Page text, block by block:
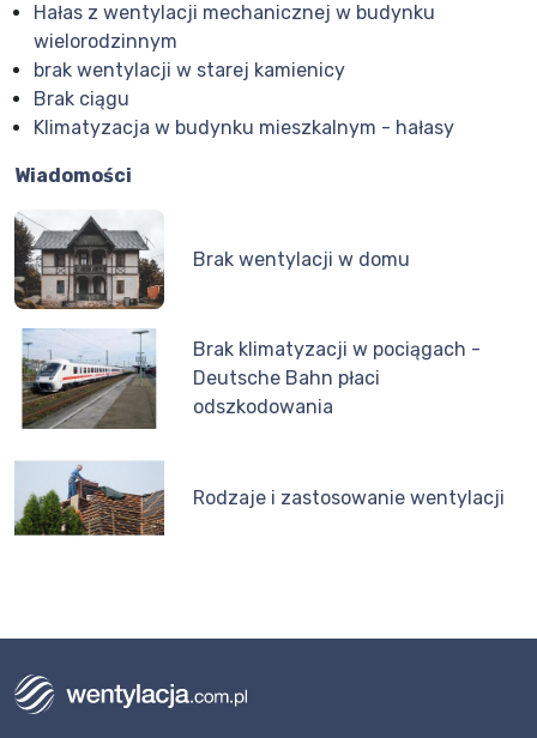
Hałas z wentylacji mechanicznej w budynku
wielorodzinnym
brak wentylacji w starej kamienicy
Brak ciągu
Klimatyzacja w budynku mieszkalnym - hałasy
Wiadomości
Brak wentylacji w domu
Brak klimatyzacji w pociągach -
Deutsche Bahn płaci
odszkodowania
Rodzaje i zastosowanie wentylacji